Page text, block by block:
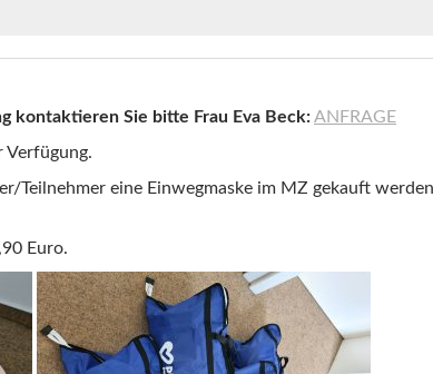
kontaktieren Sie bitte Frau Eva Beck:ANFRAGE
Verfügung.
Teilnehmer eine Einwegmaske im MZ gekauft
Euro.